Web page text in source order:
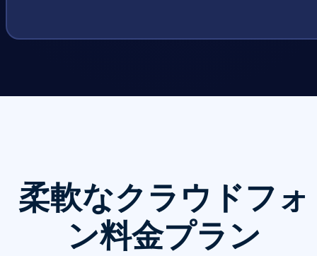
柔軟なクラウドフォ
ン料金プラン